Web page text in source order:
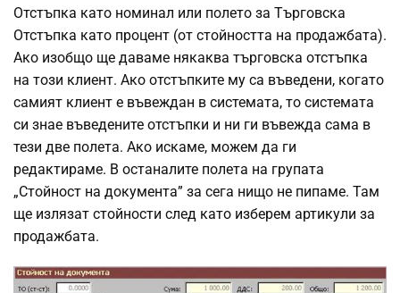
Отстъпка като номинал или полето за Търговска
Отстъпка като процент (от стойността на продажбата).
Ако изобщо ще даваме някаква търговска отстъпка
на този клиент. Ако отстъпките му са въведени, когато
самият клиент е въвеждан в системата, то системата
си знае въведените отстъпки и ни ги въвежда сама в
тези две полета. Ако искаме, можем да ги
редактираме. В останалите полета на групата
„Стойност на документа” за сега нищо не пипаме. Там
ще излязат стойности след като изберем артикули за
продажбата.